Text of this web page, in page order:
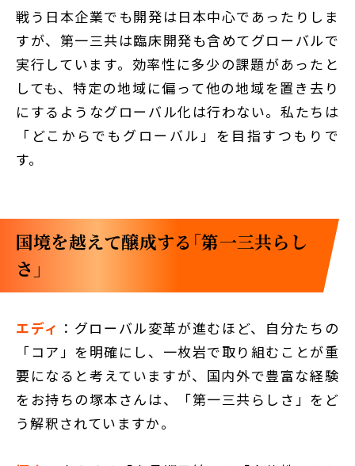
戦う日本企業でも開発は日本中心であったりしま
すが、第一三共は臨床開発も含めてグローバルで
実行しています。効率性に多少の課題があったと
しても、特定の地域に偏って他の地域を置き去り
にするようなグローバル化は行わない。私たちは
「どこからでもグローバル」を目指すつもりで
す。
国境を越えて醸成する「第一三共らし
さ」
エディ ：グローバル変革が進むほど、自分たちの
「コア」を明確にし、一枚岩で取り組むことが重
要になると考えていますが、国内外で豊富な経験
をお持ちの塚本さんは、「第一三共らしさ」をど
う解釈されていますか。